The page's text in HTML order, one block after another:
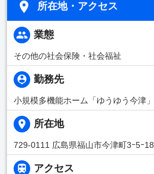
所在地・アクセス
業態
その他の社会保険・社会福祉
勤務先
小規模多機能ホーム「ゆうゆう今津
所在地
729-0111 広島県福山市今津町3ｰ5ｰ18
アクセス